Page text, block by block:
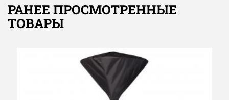
РАНЕЕ ПРОСМОТРЕННЫЕ
ТОВАРЫ